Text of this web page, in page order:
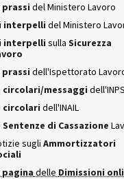
prassi del Ministero Lavoro
interpelli del Ministero
interpelli sulla Sicurezza
prassi dell'Ispettorato
circolari/messaggi dell'INPS
circolari dell'INAIL
Sentenze di Cassazione
sugli Ammortizzatori
pagina delle Dimissioni